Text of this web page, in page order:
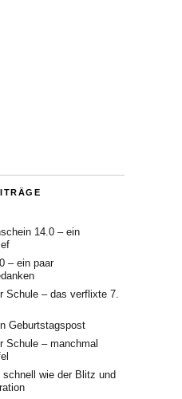
14.0 – ein
– ein paar
Schule – das verflixte 7.
Geburtstagspost
Schule – manchmal
wie der Blitz und